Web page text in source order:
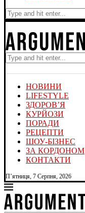
НОВИНИ
LIFESTYLE
ЗДОРОВ’Я
КУРЙОЗИ
ПОРАДИ
РЕЦЕПТИ
ШОУ-БІЗНЕС
ЗА КОРДОНОМ
КОНТАКТИ
П’ятниця, 7 Серпня, 2026